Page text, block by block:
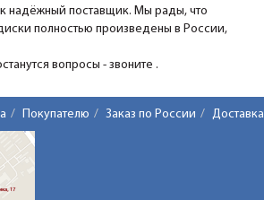
надёжный поставщик. Мы рады, что
полностью произведены в России,
вопросы - звоните .
Покупателю Заказ по России Доставка